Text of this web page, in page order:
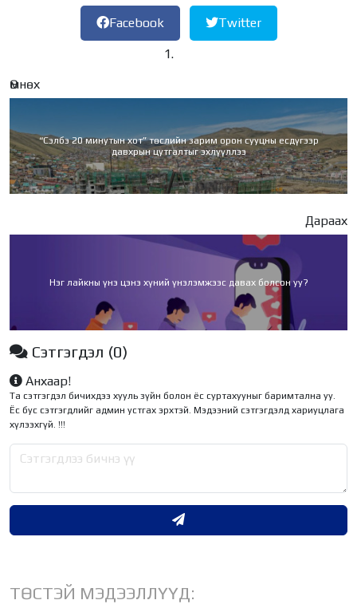
Facebook Twitter
Өмнөх
“Сэлбэ 20 минутын хот” төслийн зарим орон сууцны есдүгээр
давхрын цутгалтыг эхлүүллээ
Дараах
Нэг лайкны үнэ цэнэ хүний үнэлэмжээс давах болсон уу?
Сэтгэгдэл (0)
Анхаар!
Та сэтгэгдэл бичихдээ хууль зүйн болон ёс суртахууныг баримтална уу.
Ёс бус сэтгэгдлийг админ устгах эрхтэй. Мэдээний сэтгэгдэлд хариуцлага
хүлээхгүй. !!!
ТӨСТЭЙ МЭДЭЭЛЛҮҮД: